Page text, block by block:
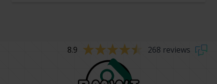
8.9 268 reviews